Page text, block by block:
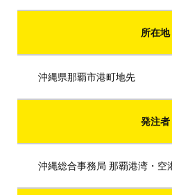
所在地
沖縄県那覇市港町地先
発注者
沖縄総合事務局 那覇港湾・空